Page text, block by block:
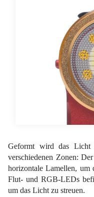
Geformt wird das Licht
verschiedenen Zonen:
horizontale Lamellen, um
Flut- und RGB-LEDs
um das Licht zu streuen.